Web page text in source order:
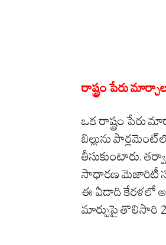
రాష్ట్రం పేరు
ఒక రాష్ట్రం పేరు
బిల్లును
తీసుకుంటారు.
సాధారణ మెజారిటీ
ఈ ఏడాది కేరళలో
మార్పుపై తొలిసారి